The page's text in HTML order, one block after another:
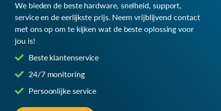
We bieden de beste hardware, snelheid, support,
service en de eerlijkste prijs. Neem vrijblijvend contact
met ons op om te kijken wat de beste oplossing voor
jou is!
Beste klantenservice
24/7 monitoring
Persoonlijke service